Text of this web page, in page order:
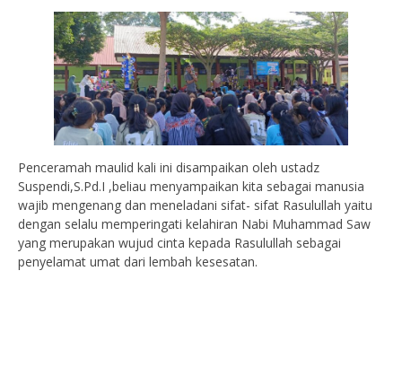
Penceramah maulid kali ini disampaikan oleh ustadz
Suspendi,S.Pd.I ,beliau menyampaikan kita sebagai manusia
wajib mengenang dan meneladani sifat- sifat Rasulullah yaitu
dengan selalu memperingati kelahiran Nabi Muhammad Saw
yang merupakan wujud cinta kepada Rasulullah sebagai
penyelamat umat dari lembah kesesatan.